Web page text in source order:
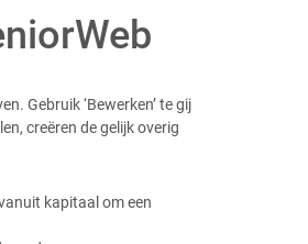
Gebruik ‘Bewerken’ te gij
creëren de gelijk overig
kapitaal om een